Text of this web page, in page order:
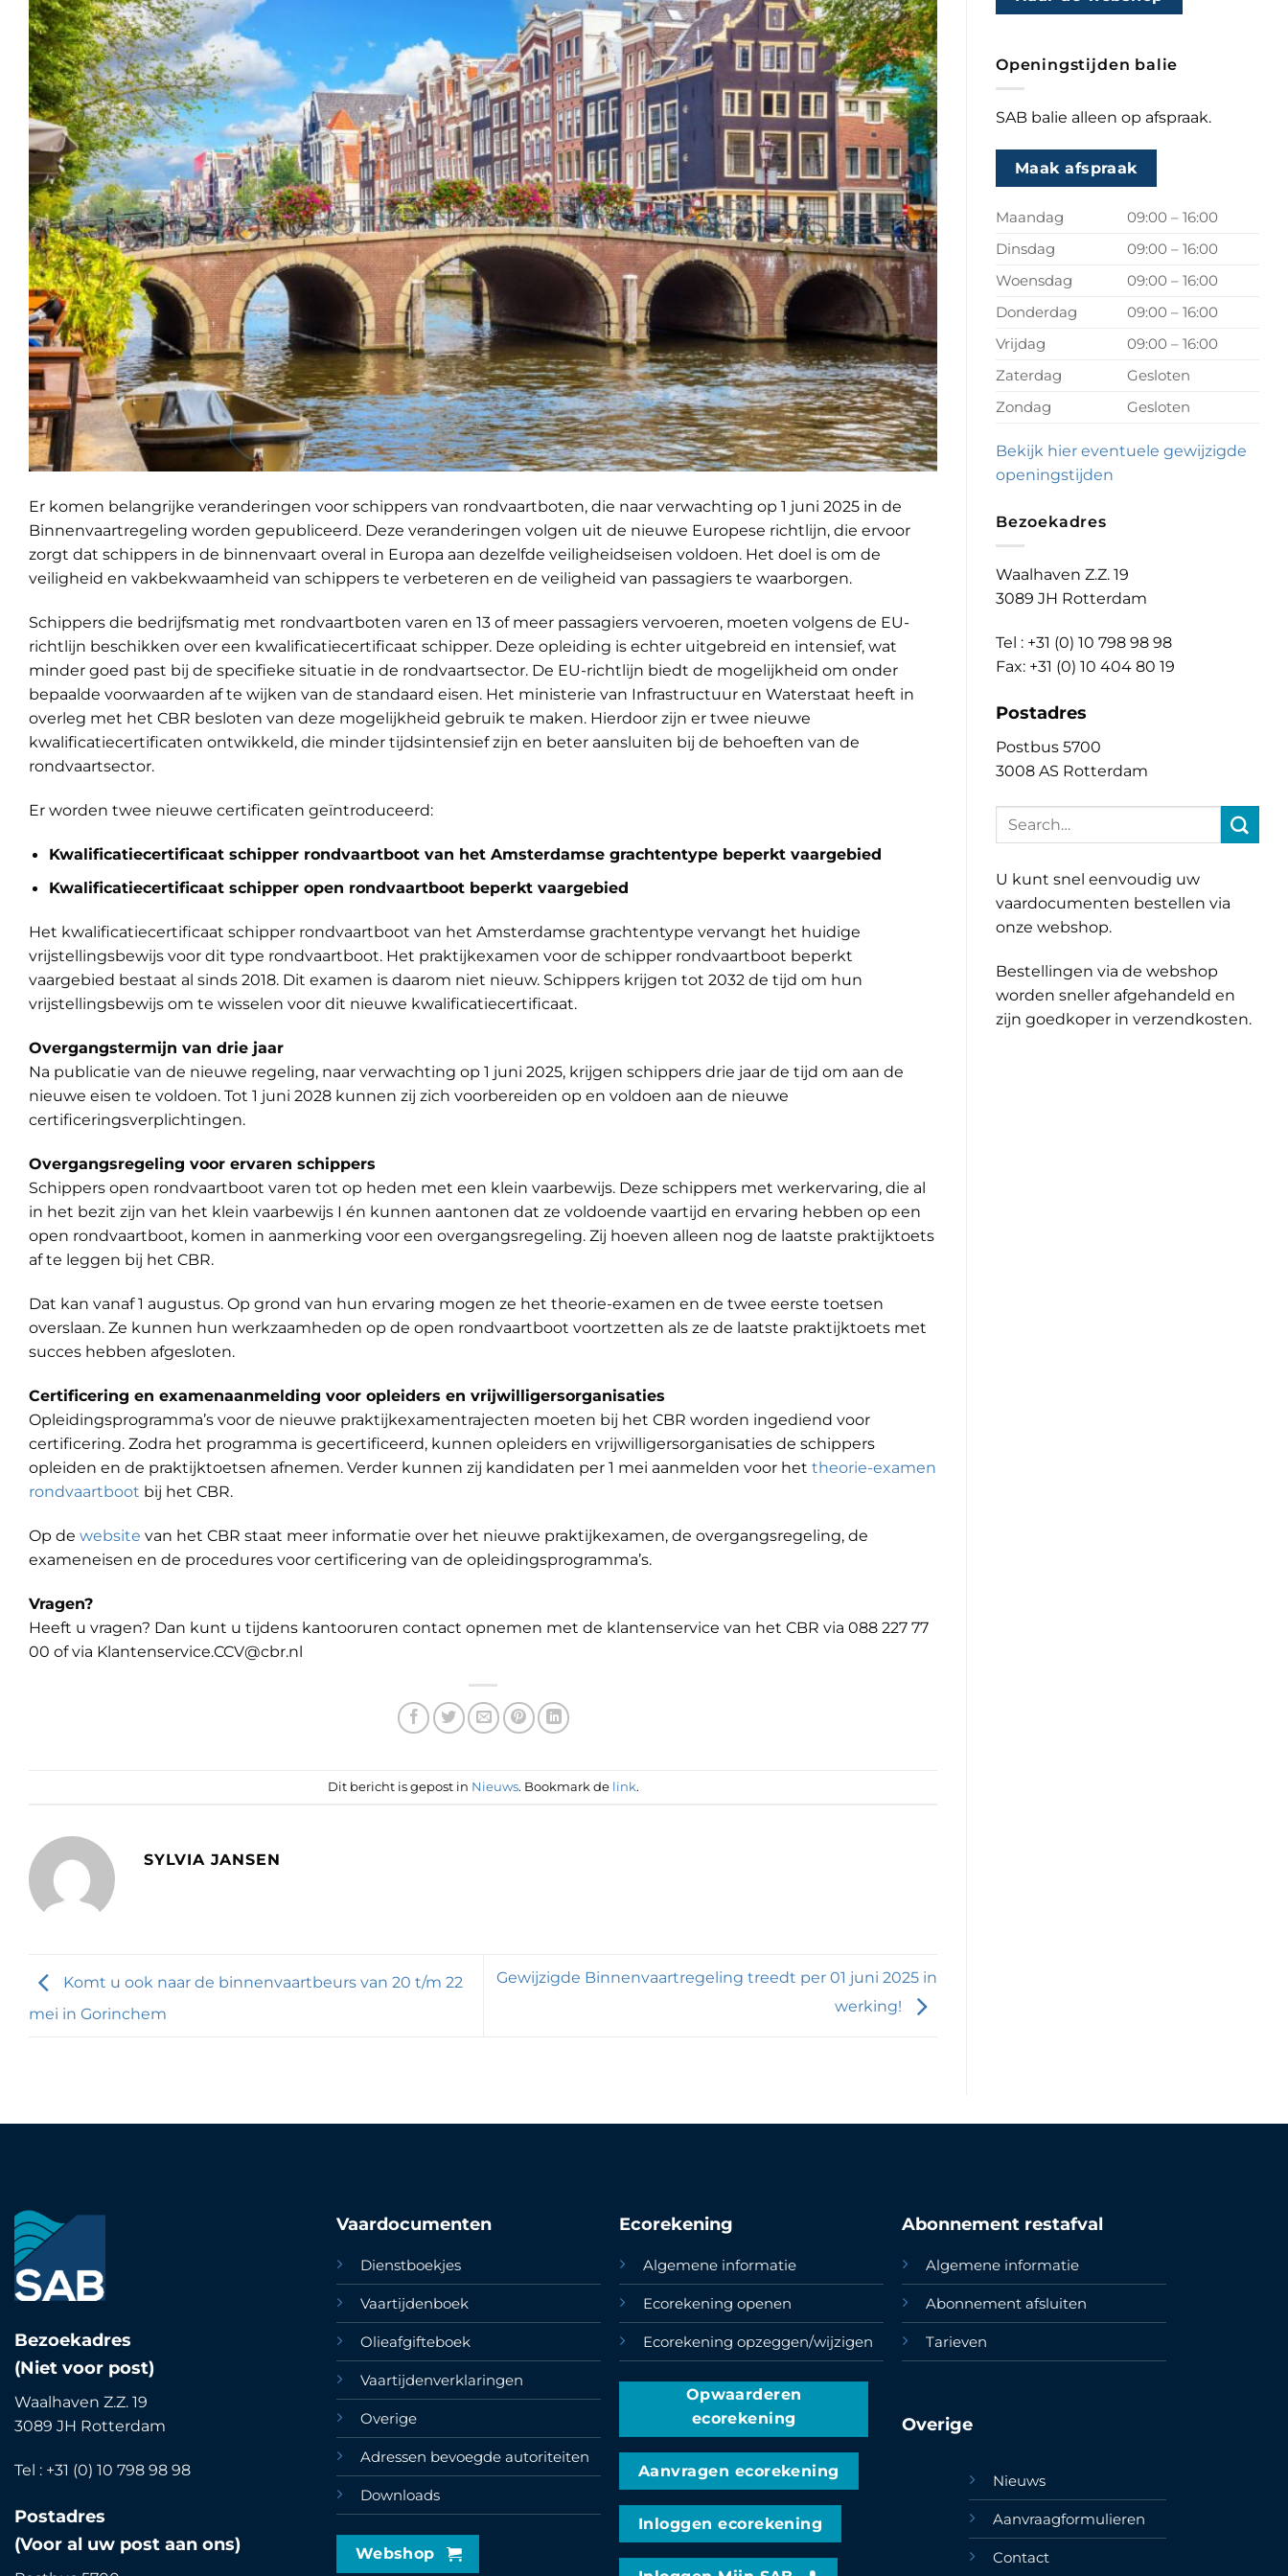
Er komen belangrijke veranderingen voor schippers van rondvaartboten, die naar verwachting op 1 juni 2025 in de
Binnenvaartregeling worden gepubliceerd. Deze veranderingen volgen uit de nieuwe Europese richtlijn, die ervoor
zorgt dat schippers in de binnenvaart overal in Europa aan dezelfde veiligheidseisen voldoen. Het doel is om de
veiligheid en vakbekwaamheid van schippers te verbeteren en de veiligheid van passagiers te waarborgen.
Schippers die bedrijfsmatig met rondvaartboten varen en 13 of meer passagiers vervoeren, moeten volgens de EU-
richtlijn beschikken over een kwalificatiecertificaat schipper. Deze opleiding is echter uitgebreid en intensief, wat
minder goed past bij de specifieke situatie in de rondvaartsector. De EU-richtlijn biedt de mogelijkheid om onder
bepaalde voorwaarden af te wijken van de standaard eisen. Het ministerie van Infrastructuur en Waterstaat heeft in
overleg met het CBR besloten van deze mogelijkheid gebruik te maken. Hierdoor zijn er twee nieuwe
kwalificatiecertificaten ontwikkeld, die minder tijdsintensief zijn en beter aansluiten bij de behoeften van de
rondvaartsector.
Er worden twee nieuwe certificaten geïntroduceerd:
Kwalificatiecertificaat schipper rondvaartboot van het Amsterdamse grachtentype beperkt vaargebied
Kwalificatiecertificaat schipper open rondvaartboot beperkt vaargebied
Het kwalificatiecertificaat schipper rondvaartboot van het Amsterdamse grachtentype vervangt het huidige
vrijstellingsbewijs voor dit type rondvaartboot. Het praktijkexamen voor de schipper rondvaartboot beperkt
vaargebied bestaat al sinds 2018. Dit examen is daarom niet nieuw. Schippers krijgen tot 2032 de tijd om hun
vrijstellingsbewijs om te wisselen voor dit nieuwe kwalificatiecertificaat.
Overgangstermijn van drie jaar
Na publicatie van de nieuwe regeling, naar verwachting op 1 juni 2025, krijgen schippers drie jaar de tijd om aan de
nieuwe eisen te voldoen. Tot 1 juni 2028 kunnen zij zich voorbereiden op en voldoen aan de nieuwe
certificeringsverplichtingen.
Overgangsregeling voor ervaren schippers
Schippers open rondvaartboot varen tot op heden met een klein vaarbewijs. Deze schippers met werkervaring, die al
in het bezit zijn van het klein vaarbewijs I én kunnen aantonen dat ze voldoende vaartijd en ervaring hebben op een
open rondvaartboot, komen in aanmerking voor een overgangsregeling. Zij hoeven alleen nog de laatste praktijktoets
af te leggen bij het CBR.
Dat kan vanaf 1 augustus. Op grond van hun ervaring mogen ze het theorie-examen en de twee eerste toetsen
overslaan. Ze kunnen hun werkzaamheden op de open rondvaartboot voortzetten als ze de laatste praktijktoets met
succes hebben afgesloten.
Certificering en examenaanmelding voor opleiders en vrijwilligersorganisaties
Opleidingsprogramma’s voor de nieuwe praktijkexamentrajecten moeten bij het CBR worden ingediend voor
certificering. Zodra het programma is gecertificeerd, kunnen opleiders en vrijwilligersorganisaties de schippers
opleiden en de praktijktoetsen afnemen. Verder kunnen zij kandidaten per 1 mei aanmelden voor het theorie-examen
rondvaartboot bij het CBR.
Op de website van het CBR staat meer informatie over het nieuwe praktijkexamen, de overgangsregeling, de
exameneisen en de procedures voor certificering van de opleidingsprogramma’s.
Vragen?
Heeft u vragen? Dan kunt u tijdens kantooruren contact opnemen met de klantenservice van het CBR via 088 227 77
00 of via Klantenservice.CCV@cbr.nl
Dit bericht is gepost in Nieuws. Bookmark de link.
SYLVIA JANSEN
Komt u ook naar de binnenvaartbeurs van 20 t/m 22
mei in Gorinchem
Gewijzigde Binnenvaartregeling treedt per 01 juni 2025 in
werking!
Openingstijden balie
SAB balie alleen op afspraak.
Maak afspraak
Maandag
09:00 – 16:00
Dinsdag
09:00 – 16:00
Woensdag
09:00 – 16:00
Donderdag
09:00 – 16:00
Vrijdag
09:00 – 16:00
Zaterdag
Gesloten
Zondag
Gesloten
Bekijk hier eventuele gewijzigde
openingstijden
Bezoekadres
Waalhaven Z.Z. 19
3089 JH Rotterdam
Tel : +31 (0) 10 798 98 98
Fax: +31 (0) 10 404 80 19
Postadres
Postbus 5700
3008 AS Rotterdam
U kunt snel eenvoudig uw
vaardocumenten bestellen via
onze webshop.
Bestellingen via de webshop
worden sneller afgehandeld en
zijn goedkoper in verzendkosten.
Bezoekadres
(Niet voor post)
Waalhaven Z.Z. 19
3089 JH Rotterdam
Tel : +31 (0) 10 798 98 98
Postadres
(Voor al uw post aan ons)
Vaardocumenten
Dienstboekjes
Vaartijdenboek
Olieafgifteboek
Vaartijdenverklaringen
Overige
Adressen bevoegde autoriteiten
Downloads
Webshop
Ecorekening
Algemene informatie
Ecorekening openen
Ecorekening opzeggen/wijzigen
Opwaarderen
ecorekening
Aanvragen ecorekening
Inloggen ecorekening
Abonnement restafval
Algemene informatie
Abonnement afsluiten
Tarieven
Overige
Nieuws
Aanvraagformulieren
Contact